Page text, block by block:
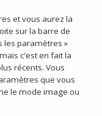
et vous aurez la
sur la barre de
les paramètres »
c'est en fait la
récents. Vous
que vous
le mode image ou